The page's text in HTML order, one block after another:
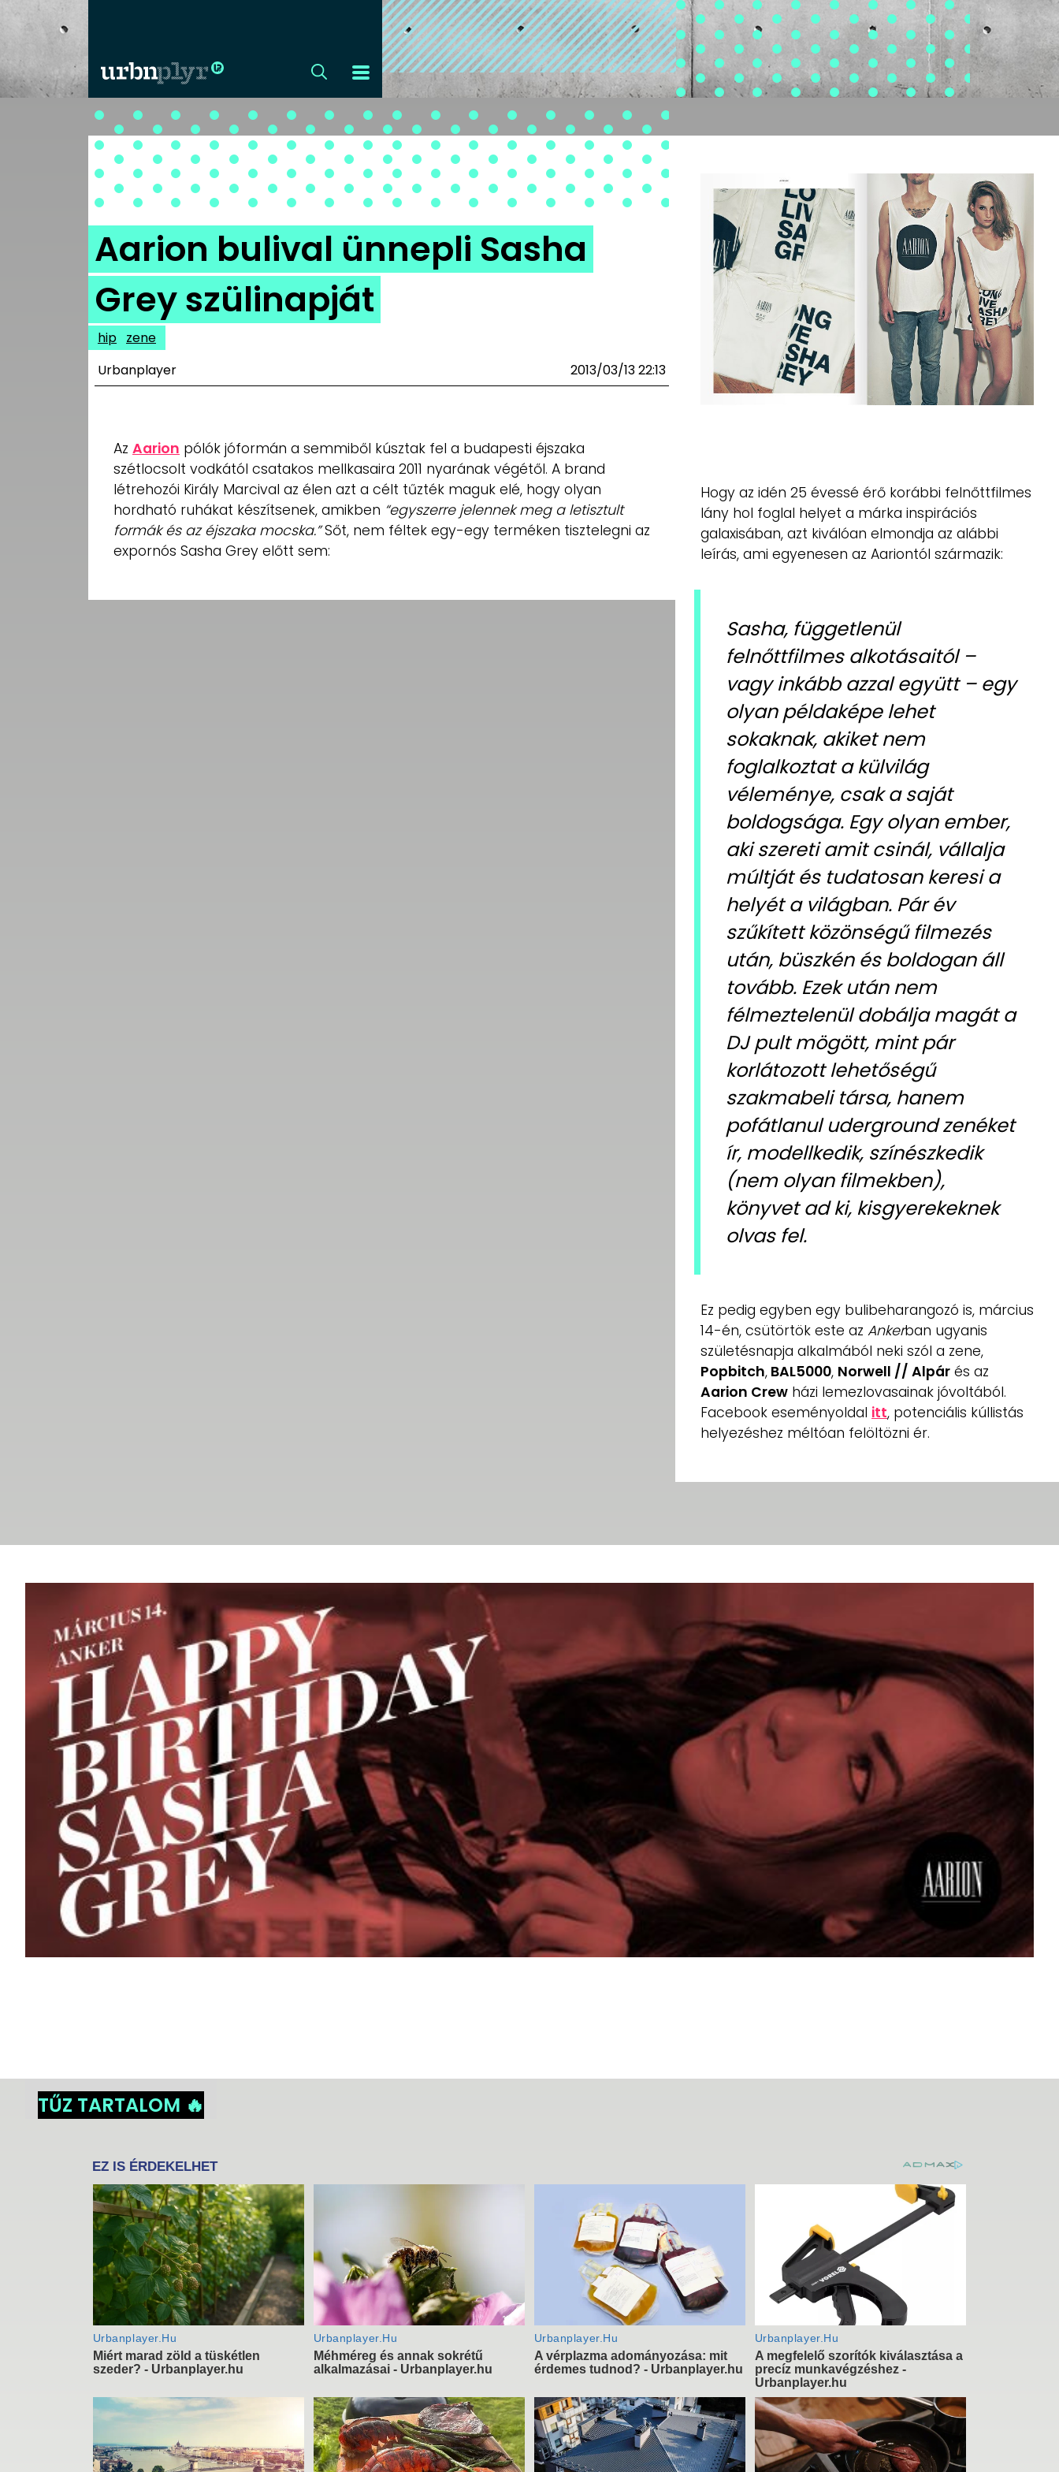
CÍMLAP
DIZÁJN
DIVAT
HIP
KULT
IMPRESSZUM
PR-ARCHÍVUM
ADATKEZELÉSI
TÁJÉKOZTATÓ
Aarion bulival ünnepli Sasha
Grey szülinapját
hip zene
Urbanplayer
2013/03/13 22:13
Az Aarion pólók jóformán a semmiből kúsztak fel a budapesti éjszaka
szétlocsolt vodkától csatakos mellkasaira 2011 nyarának végétől. A brand
létrehozói Király Marcival az élen azt a célt tűzték maguk elé, hogy olyan
hordható ruhákat készítsenek, amikben “egyszerre jelennek meg a letisztult
formák és az éjszaka mocska.”Sőt, nem féltek egy-egy terméken tisztelegni az
expornós Sasha Grey előtt sem:
Hogy az idén 25 évessé érő korábbi felnőttfilmes
lány hol foglal helyet a márka inspirációs
galaxisában, azt kiválóan elmondja az alábbi
leírás, ami egyenesen az Aariontól származik:
Sasha, függetlenül
felnőttfilmes alkotásaitól –
vagy inkább azzal együtt – egy
olyan példaképe lehet
sokaknak, akiket nem
foglalkoztat a külvilág
véleménye, csak a saját
boldogsága. Egy olyan ember,
aki szereti amit csinál, vállalja
múltját és tudatosan keresi a
helyét a világban. Pár év
szűkített közönségű filmezés
után, büszkén és boldogan áll
tovább. Ezek után nem
félmeztelenül dobálja magát a
DJ pult mögött, mint pár
korlátozott lehetőségű
szakmabeli társa, hanem
pofátlanul uderground zenéket
ír, modellkedik, színészkedik
(nem olyan filmekben),
könyvet ad ki, kisgyerekeknek
olvas fel.
Ez pedig egyben egy bulibeharangozó is, március
14-én, csütörtök este az Ankerban ugyanis
születésnapja alkalmából neki szól a zene,
Popbitch, BAL5000, Norwell // Alpár és az
Aarion Crew házi lemezlovasainak jóvoltából.
Facebook eseményoldal itt, potenciális kúllistás
helyezéshez méltóan felöltözni ér.
TŰZ TARTALOM 🔥